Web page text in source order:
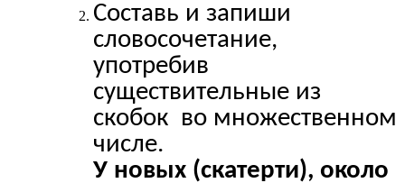
Составь и запиши
словосочетание,
употребив
существительные из
скобок во множественном
числе.
У новых (скатерти), около